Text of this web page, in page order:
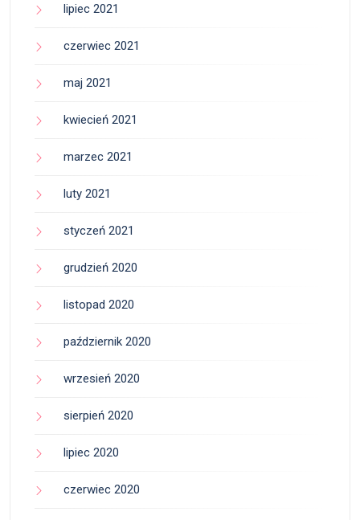
lipiec 2021
czerwiec 2021
maj 2021
kwiecień 2021
marzec 2021
luty 2021
styczeń 2021
grudzień 2020
listopad 2020
październik 2020
wrzesień 2020
sierpień 2020
lipiec 2020
czerwiec 2020